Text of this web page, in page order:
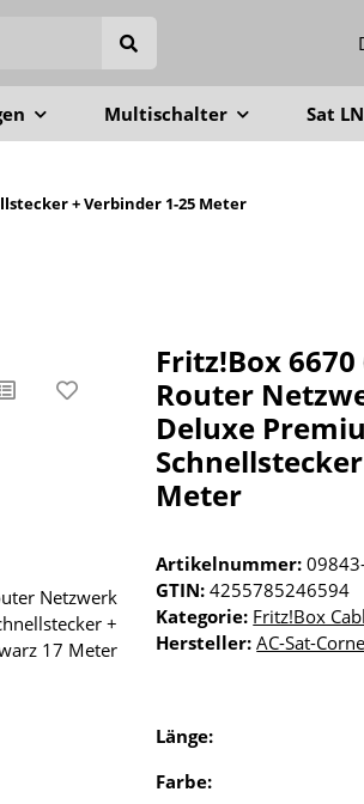
Multischalter Sat
+ Verbinder 1-25 Meter
Fritz!Box 6670
Router
Deluxe
Meter
Artikelnummer:
GTIN: 4255785246594
Kategorie: Fritz!Box
Hersteller: AC-Sat-
Länge:
Farbe: